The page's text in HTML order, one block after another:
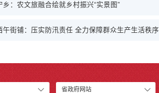
乡：农文旅融合绘就乡村振兴“实景图”
午街铺：压实防汛责任 全力保障群众生产生活秩序
省政府网站